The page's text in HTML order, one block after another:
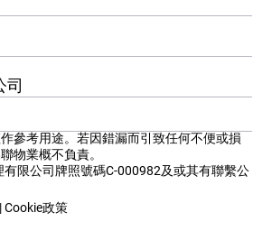
參考用途。若因錯漏而引致任何不便或損
物業概不負責。
限公司牌照號碼C-000982及或其有聯繫公
|Cookie政策
司